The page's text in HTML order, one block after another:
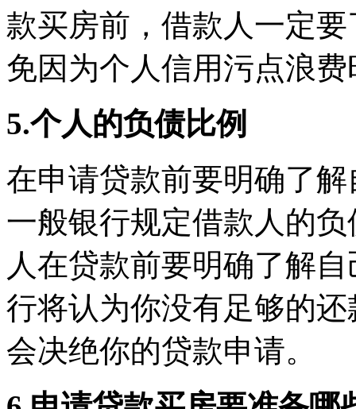
款买房前，借款人一定
免因为个人信用污点浪费
5.个人的负债比例
在申请贷款前要明确了
一般银行规定借款人的
人在贷款前要明确了解
行将认为你没有足够的
会决绝你的贷款申请。